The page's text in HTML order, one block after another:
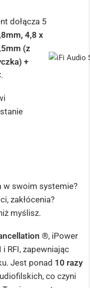
dołącza 5
4,8 x
(z
+
.
w swoim systemie?
zakłócenia?
myślisz.
®, iPower
RFI, zapewniając
Jest ponad 10 razy
co czyni